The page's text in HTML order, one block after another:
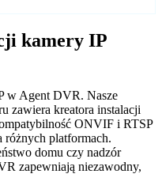
kamery IP
w Agent DVR. Nasze
zawiera kreatora instalacji
ONVIF i RTSP
różnych platformach.
domu czy nadzór
zapewniają niezawodny,